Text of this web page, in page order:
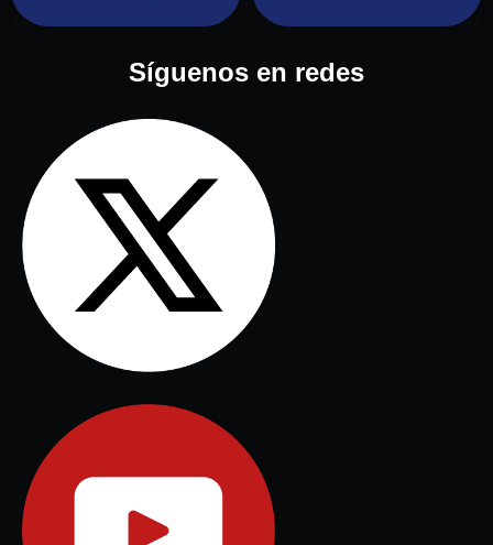
Síguenos en redes